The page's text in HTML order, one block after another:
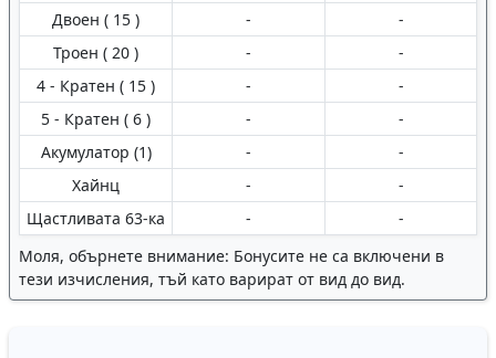
Двоен ( 15 )
-
-
Троен ( 20 )
-
-
4 - Кратен ( 15 )
-
-
5 - Кратен ( 6 )
-
-
Aкумулатор (1)
-
-
Хайнц
-
-
Щастливата 63-ка
-
-
Моля, обърнете внимание: Бонусите не са включени в
тези изчисления, тъй като варират от вид до вид.